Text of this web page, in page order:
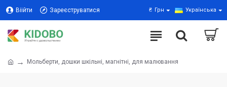
Віійти Зареєструватися ₴ Грн Українська
Мольберти, дошки шкільні, магнітні, для малювання